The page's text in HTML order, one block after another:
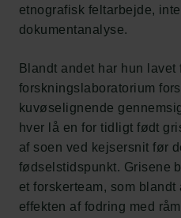
etnografisk feltarbejde,
dokumentanalyse.
Blandt andet har hun lavet
forskningslaboratorium
kuvøselignende
hver lå en for tidligt født
af soen ved kejsersnit før
fødselstidspunkt. Grisene
et forskerteam, som blandt
effekten af fodring med